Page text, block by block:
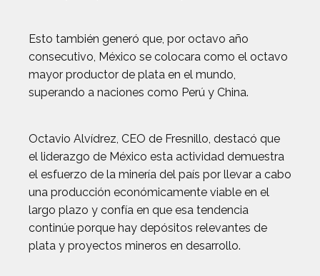
Esto también generó que, por octavo año
consecutivo, México se colocara como el octavo
mayor productor de plata en el mundo,
superando a naciones como Perú y China.
Octavio Alvídrez, CEO de Fresnillo, destacó que
el liderazgo de México esta actividad demuestra
el esfuerzo de la minería del país por llevar a cabo
una producción económicamente viable en el
largo plazo y confía en que esa tendencia
continúe porque hay depósitos relevantes de
plata y proyectos mineros en desarrollo.